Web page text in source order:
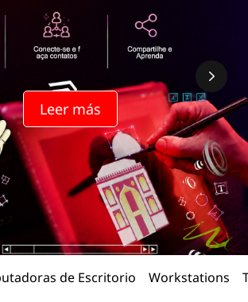
Leer más
de Escritorio Workstations